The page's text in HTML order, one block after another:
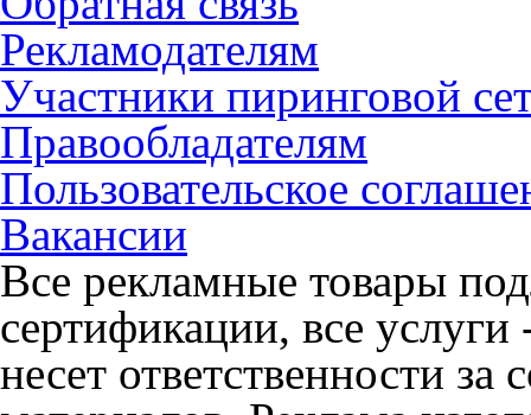
Рекламодателям
Участники пиринговой
Правообладателям
Пользовательское
Вакансии
Все рекламные товары
сертификации, все
несет ответственности